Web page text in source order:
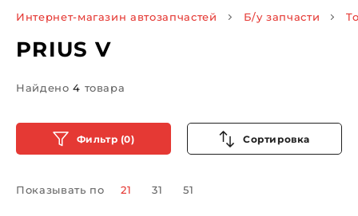
Интернет-магазин автозапчастей Б/у запчасти
PRIUS V
Найдено4 товара
Фильтр (0) Сортировка
Показывать по 21 31 51